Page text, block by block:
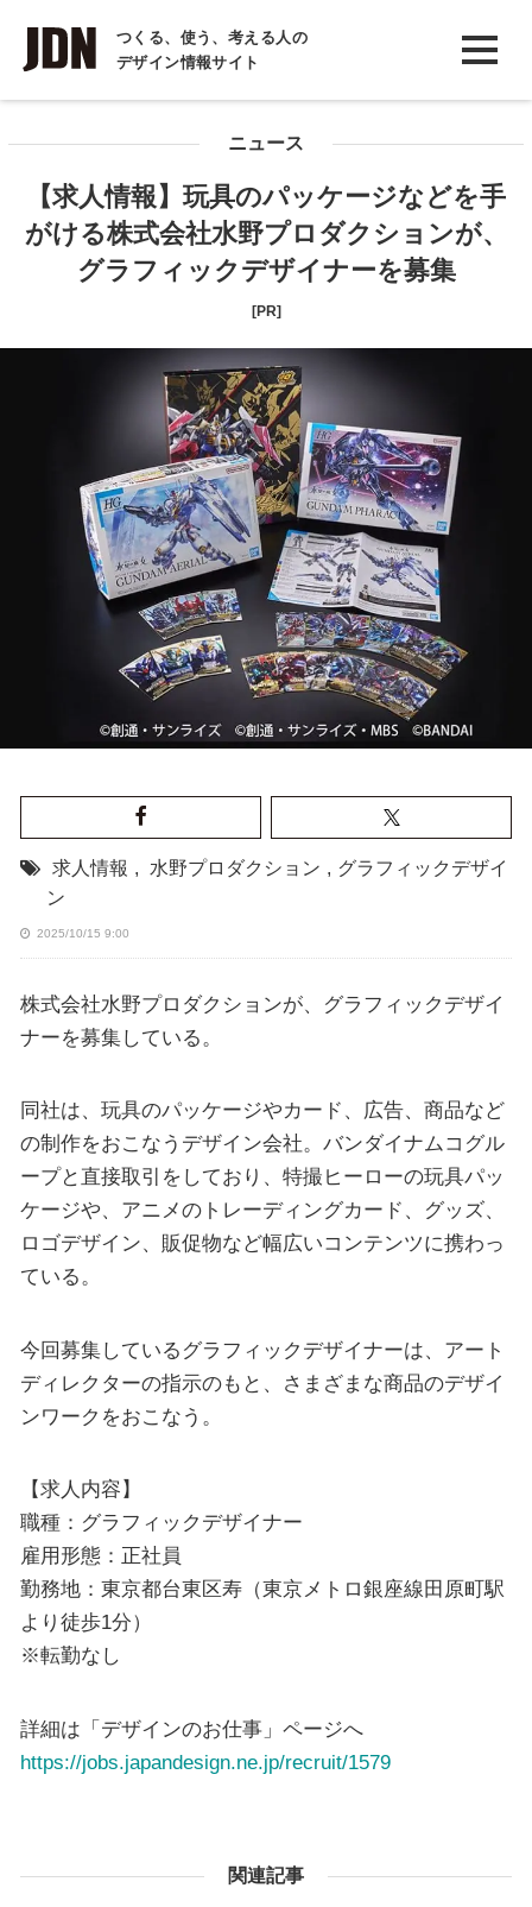
つくる、使う、考える人の
デザイン情報サイト
INTERVIEW
インタビュー
COLUMN
コラム
ニュース
【求人情報】玩具のパッケージなどを手
がける株式会社水野プロダクションが、
グラフィックデザイナーを募集
[PR]
求人情報 , 水野プロダクション , グラフィックデザイ
ン
2025/10/15 9:00
株式会社水野プロダクションが、グラフィックデザイ
ナーを募集している。
同社は、玩具のパッケージやカード、広告、商品など
の制作をおこなうデザイン会社。バンダイナムコグル
ープと直接取引をしており、特撮ヒーローの玩具パッ
ケージや、アニメのトレーディングカード、グッズ、
ロゴデザイン、販促物など幅広いコンテンツに携わっ
ている。
今回募集しているグラフィックデザイナーは、アート
ディレクターの指示のもと、さまざまな商品のデザイ
ンワークをおこなう。
【求人内容】
職種：グラフィックデザイナー
雇用形態：正社員
勤務地：東京都台東区寿（東京メトロ銀座線田原町駅
より徒歩1分）
※転勤なし
詳細は「デザインのお仕事」ページへ
https://jobs.japandesign.ne.jp/recruit/1579
関連記事